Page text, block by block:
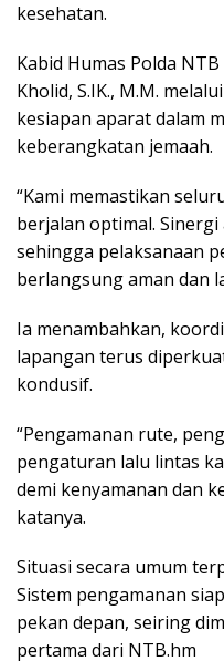
kesehatan.
Kabid Humas Polda
Kholid, S.IK., M.M.
kesiapan aparat dalam
keberangkatan jemaah.
“Kami memastikan
berjalan optimal.
sehingga pelaksanaan
berlangsung aman dan
Ia menambahkan,
lapangan terus
kondusif.
“Pengamanan rute,
pengaturan lalu lintas
demi kenyamanan dan
katanya.
Situasi secara umum
Sistem pengamanan
pekan depan, seiring
pertama dari NTB.hm